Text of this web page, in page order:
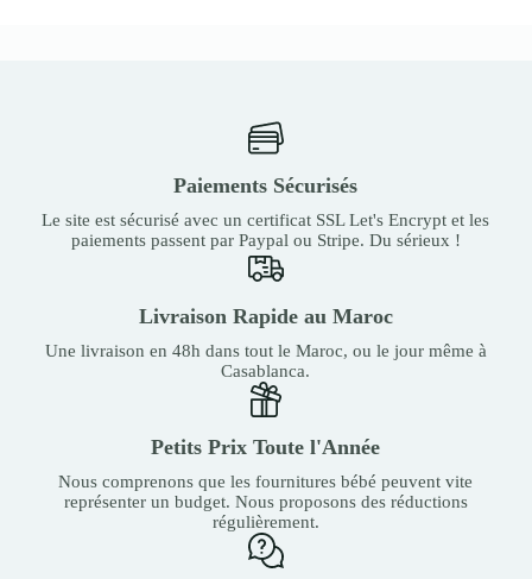
Paiements Sécurisés
Le site est sécurisé avec un certificat SSL Let's Encrypt et les
paiements passent par Paypal ou Stripe. Du sérieux !
Livraison Rapide au Maroc
Une livraison en 48h dans tout le Maroc, ou le jour même à
Casablanca.
Petits Prix Toute l'Année
Nous comprenons que les fournitures bébé peuvent vite
représenter un budget. Nous proposons des réductions
régulièrement.